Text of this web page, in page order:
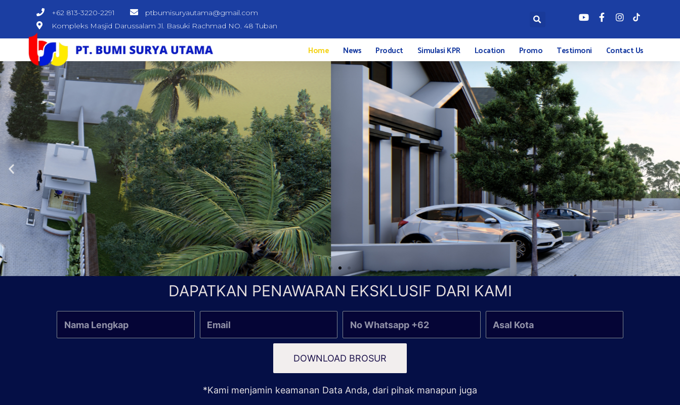
+62 813-3220-2291
ptbumisuryautama@gmail.com
Kompleks Masjid Darussalam Jl. Basuki Rachmad NO. 48 Tuban
Home News Product Simulasi KPR Location Promo Testimoni Contact Us
DAPATKAN PENAWARAN EKSKLUSIF DARI KAMI
DOWNLOAD BROSUR
*Kami menjamin keamanan Data Anda, dari pihak manapun juga